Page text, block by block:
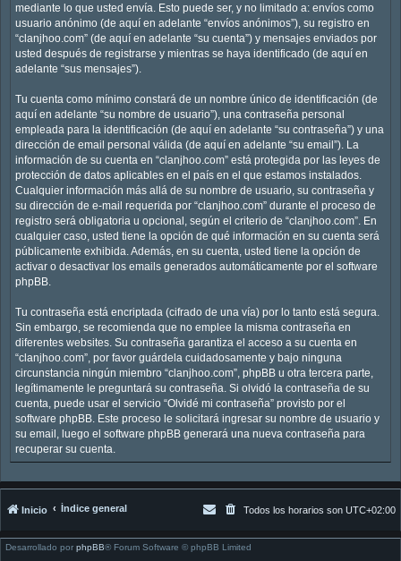
mediante lo que usted envía. Esto puede ser, y no limitado a: envíos como
usuario anónimo (de aquí en adelante “envíos anónimos”), su registro en
“clanjhoo.com” (de aquí en adelante “su cuenta”) y mensajes enviados por
usted después de registrarse y mientras se haya identificado (de aquí en
adelante “sus mensajes”).
Tu cuenta como mínimo constará de un nombre único de identificación (de
aquí en adelante “su nombre de usuario”), una contraseña personal
empleada para la identificación (de aquí en adelante “su contraseña”) y una
dirección de email personal válida (de aquí en adelante “su email”). La
información de su cuenta en “clanjhoo.com” está protegida por las leyes de
protección de datos aplicables en el país en el que estamos instalados.
Cualquier información más allá de su nombre de usuario, su contraseña y
su dirección de e-mail requerida por “clanjhoo.com” durante el proceso de
registro será obligatoria u opcional, según el criterio de “clanjhoo.com”. En
cualquier caso, usted tiene la opción de qué información en su cuenta será
públicamente exhibida. Además, en su cuenta, usted tiene la opción de
activar o desactivar los emails generados automáticamente por el software
phpBB.
Tu contraseña está encriptada (cifrado de una vía) por lo tanto está segura.
Sin embargo, se recomienda que no emplee la misma contraseña en
diferentes websites. Su contraseña garantiza el acceso a su cuenta en
“clanjhoo.com”, por favor guárdela cuidadosamente y bajo ninguna
circunstancia ningún miembro “clanjhoo.com”, phpBB u otra tercera parte,
legítimamente le preguntará su contraseña. Si olvidó la contraseña de su
cuenta, puede usar el servicio “Olvidé mi contraseña” provisto por el
software phpBB. Este proceso le solicitará ingresar su nombre de usuario y
su email, luego el software phpBB generará una nueva contraseña para
recuperar su cuenta.
Inicio Índice general Todos los horarios son UTC+02:00
Desarrollado por phpBB® Forum Software © phpBB Limited